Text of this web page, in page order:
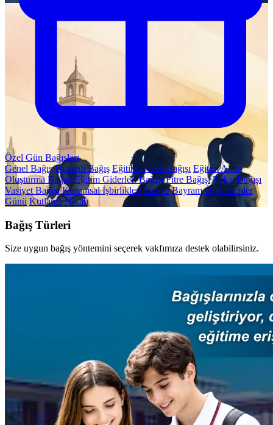
Özel Gün Bağışları
Genel Bağış Düzenli Bağış Eğitim Ücreti Bağışı Eğitim Alanı
Oluşturma Bağışı Eğitim Giderleri Bağışı Fitre Bağışı Zekat Bağışı
Vasiyet Bağışı Kurumsal İşbirlikleri Taziye Bayram Öğretmenler
Günü Kutlama Nikah
Bağış Türleri
Size uygun bağış yöntemini seçerek vakfımıza destek olabilirsiniz.